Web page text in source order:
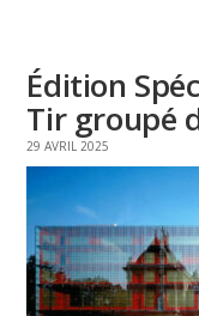
Édition
Tir groupé
29 AVRIL 2025